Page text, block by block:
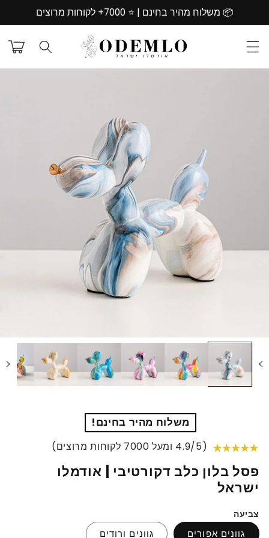
דילוג
לתוכן
📦 משלוח מהיר בחינם | ⭐️ 7000+ לקוחות מרוצים
עגלת
קניות
דילוג
משלוח מהיר בחינם!
(4.9/5 ומעל 7000 לקוחות מרוצים)
פסל בלון כלב דקורטיבי | אודמלו
ישראל
צביעה
גוונים אפורים גוונים ורודים